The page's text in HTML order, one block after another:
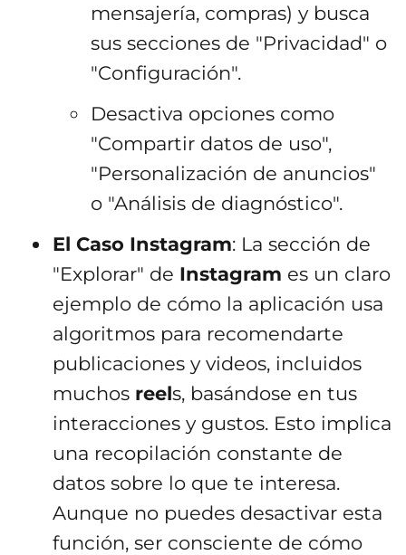
mensajería, compras) y busca
sus secciones de "Privacidad" o
"Configuración".
Desactiva opciones como
"Compartir datos de uso",
"Personalización de anuncios"
o "Análisis de diagnóstico".
El Caso Instagram: La sección de
"Explorar" de Instagram es un claro
ejemplo de cómo la aplicación usa
algoritmos para recomendarte
publicaciones y videos, incluidos
muchos reels, basándose en tus
interacciones y gustos. Esto implica
una recopilación constante de
datos sobre lo que te interesa.
Aunque no puedes desactivar esta
función, ser consciente de cómo